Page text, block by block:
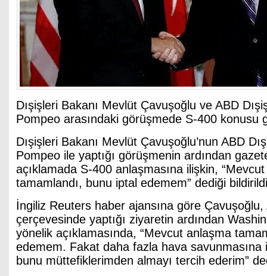
Dışişleri Bakanı Mevlüt Çavuşoğlu ve ABD
Pompeo arasındaki görüşmede S-400 konusu
Dışişleri Bakanı Mevlüt Çavuşoğlu’nun ABD
Pompeo ile yaptığı görüşmenin ardından
açıklamada S-400 anlaşmasına ilişkin,
tamamlandı, bunu iptal edemem” dediği
İngiliz Reuters haber ajansına göre
çerçevesinde yaptığı ziyaretin ardından
yönelik açıklamasında, “Mevcut anlaşma
edemem. Fakat daha fazla hava savunmasına
bunu müttefiklerimden almayı tercih ederim”